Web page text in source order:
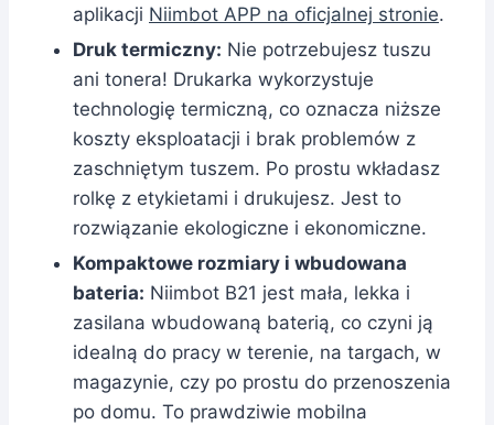
aplikacji Niimbot APP na oficjalnej stronie.
Druk termiczny: Nie potrzebujesz tuszu
ani tonera! Drukarka wykorzystuje
technologię termiczną, co oznacza niższe
koszty eksploatacji i brak problemów z
zaschniętym tuszem. Po prostu wkładasz
rolkę z etykietami i drukujesz. Jest to
rozwiązanie ekologiczne i ekonomiczne.
Kompaktowe rozmiary i wbudowana
bateria: Niimbot B21 jest mała, lekka i
zasilana wbudowaną baterią, co czyni ją
idealną do pracy w terenie, na targach, w
magazynie, czy po prostu do przenoszenia
po domu. To prawdziwie mobilna